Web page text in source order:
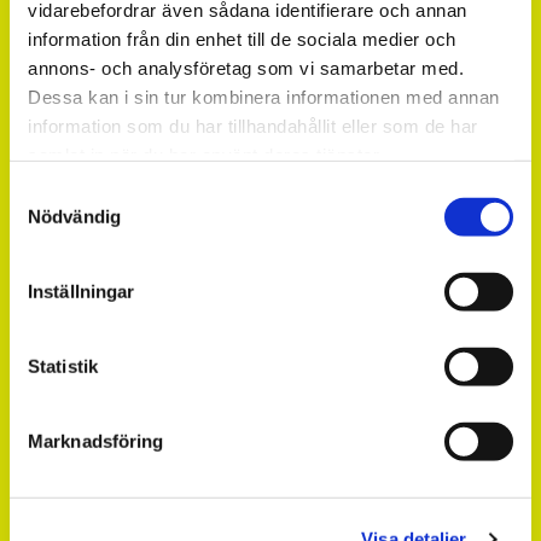
vidarebefordrar även sådana identifierare och annan
information från din enhet till de sociala medier och
annons- och analysföretag som vi samarbetar med.
Dessa kan i sin tur kombinera informationen med annan
information som du har tillhandahållit eller som de har
Nödvändig
Inställningar
Statistik
Marknadsföring
42135 Västerås